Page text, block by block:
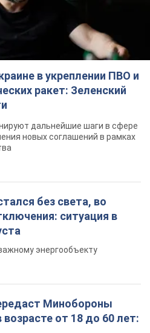
дальнейшие шаги в сфере
новых соглашений в рамках
без света, во
ситуация в
энергообъекту
Минобороны
от 18 до 60 лет:
воинского учета